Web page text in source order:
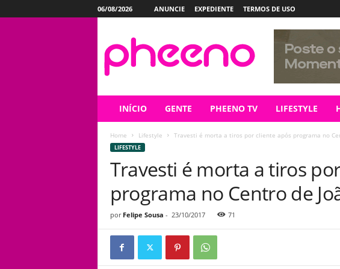
06/08/2026 ANUNCIE EXPEDIENTE TERMOS DE USO
INÍCIO GENTE PHEENO TV LIFESTYLE
Home Lifestyle Travesti é morta a tiros por cliente após programa no
LIFESTYLE
Travesti é morta a tiros
programa no Centro de
por Felipe Sousa - 23/10/2017 71